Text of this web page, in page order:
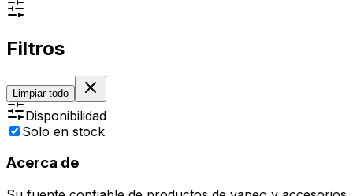
Filtros
Limpiar todo
Disponibilidad
Solo en stock
Acerca de